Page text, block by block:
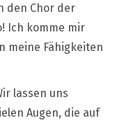
den Chor der
Ich komme mir
meine Fähigkeiten
lassen uns
Augen, die auf